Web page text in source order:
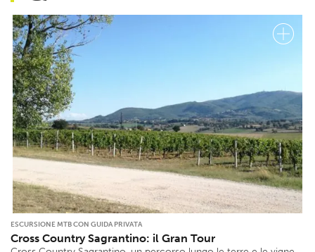
ESCURSIONE MTB CON GUIDA PRIVATA
Cross Country Sagrantino: il Gran Tour